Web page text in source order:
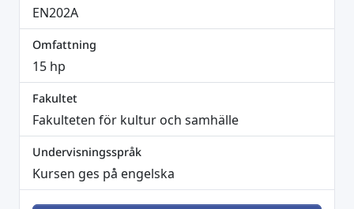
EN202A
Omfattning
15 hp
Fakultet
Fakulteten för kultur och samhälle
Undervisningsspråk
Kursen ges på engelska